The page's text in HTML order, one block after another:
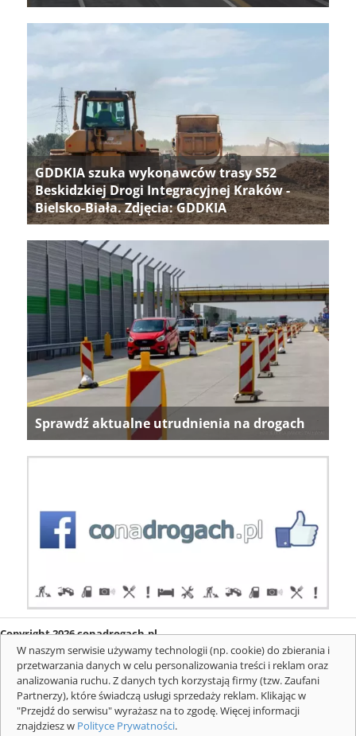
GDDKIA szuka wykonawców trasy S52
Beskidzkiej Drogi Integracyjnej Kraków -
Bielsko-Biała. Zdjęcia: GDDKIA
Sprawdź aktualne utrudnienia na drogach
Copyright 2026 conadrogach.pl
O firmie
Redakcja Regulamin
Informacje o cookies
Mapa serwisu
Komunikaty
W naszym serwisie używamy technologii (np. cookie) do zbierania i
przetwarzania danych w celu personalizowania treści i reklam oraz
analizowania ruchu. Z danych tych korzystają firmy (tzw. Zaufani
Partnerzy), które świadczą usługi sprzedaży reklam. Klikając w
"Przejdź do serwisu" wyrażasz na to zgodę. Więcej informacji
znajdziesz w Polityce Prywatności.